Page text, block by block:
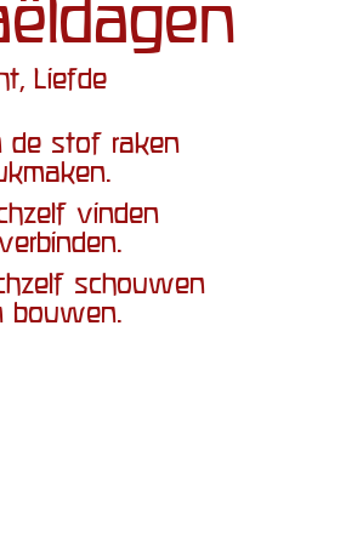
Liefde
de stof raken
vinden
schouwen
bouwen.